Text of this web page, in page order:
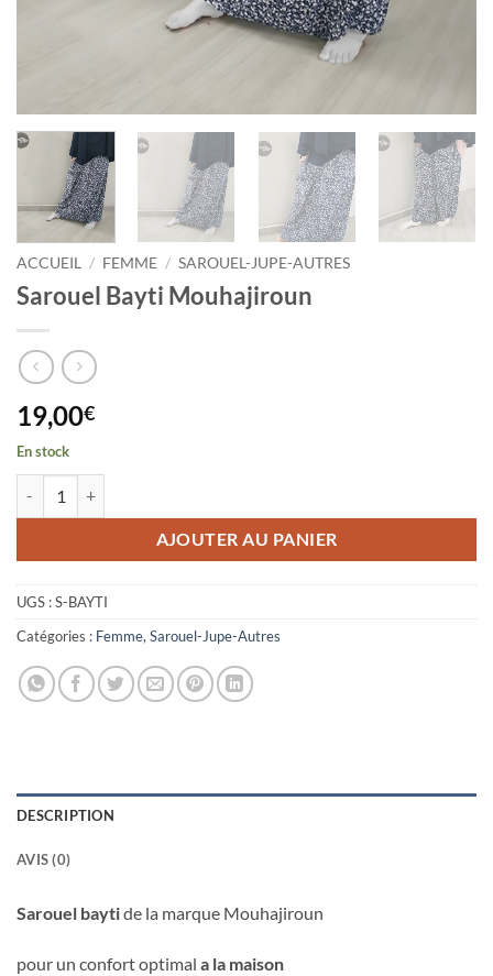
ACCUEIL / FEMME / SAROUEL-JUPE-AUTRES
Sarouel Bayti Mouhajiroun
19,00€
En stock
AJOUTER AU PANIER
UGS :S-BAYTI
Catégories : Femme, Sarouel-Jupe-Autres
DESCRIPTION
AVIS (0)
Sarouel baytide la marque Mouhajiroun
pour un confort optimal a la maison